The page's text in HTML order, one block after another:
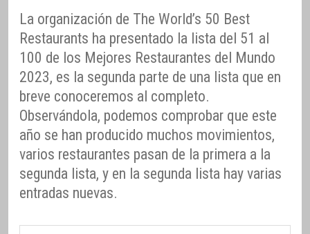
La organización de The World’s 50 Best
Restaurants ha presentado la lista del 51 al
100 de los Mejores Restaurantes del Mundo
2023, es la segunda parte de una lista que en
breve conoceremos al completo.
Observándola, podemos comprobar que este
año se han producido muchos movimientos,
varios restaurantes pasan de la primera a la
segunda lista, y en la segunda lista hay varias
entradas nuevas.